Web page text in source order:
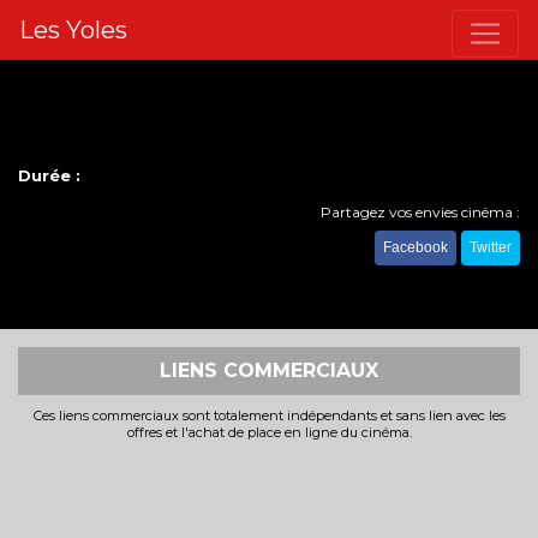
Les Yoles
Durée :
Partagez vos envies cinéma :
Facebook Twitter
LIENS COMMERCIAUX
Ces liens commerciaux sont totalement indépendants et sans lien avec les
offres et l'achat de place en ligne du cinéma.